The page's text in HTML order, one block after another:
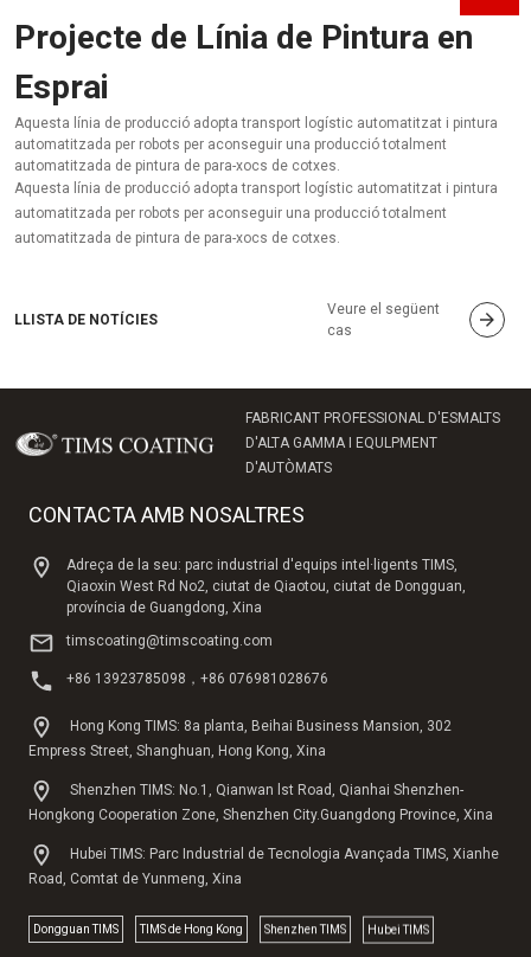
Projecte de Línia de Pintura en
Esprai
Aquesta línia de producció adopta transport logístic automatitzat i pintura
automatitzada per robots per aconseguir una producció totalment
automatitzada de pintura de para-xocs de cotxes.
Aquesta línia de producció adopta transport logístic automatitzat i pintura
automatitzada per robots per aconseguir una producció totalment
automatitzada de pintura de para-xocs de cotxes.
LLISTA DE NOTÍCIES
Veure el següent
cas
FABRICANT PROFESSIONAL D'ESMALTS
D'ALTA GAMMA I EQULPMENT
D'AUTÒMATS
CONTACTA AMB NOSALTRES
Adreça de la seu: parc industrial d'equips intel·ligents TIMS,
Qiaoxin West Rd No2, ciutat de Qiaotou, ciutat de Dongguan,
província de Guangdong, Xina
timscoating@timscoating.com
+86 13923785098，+86 076981028676
Hong Kong TIMS: 8a planta, Beihai Business Mansion, 302
Empress Street, Shanghuan, Hong Kong, Xina
Shenzhen TIMS: No.1, Qianwan lst Road, Qianhai Shenzhen-
Hongkong Cooperation Zone, Shenzhen City.Guangdong Province, Xina
Hubei TIMS: Parc Industrial de Tecnologia Avançada TIMS, Xianhe
Road, Comtat de Yunmeng, Xina
Dongguan TlMS TIMS de Hong Kong Shenzhen TIMS Hubei TIMS